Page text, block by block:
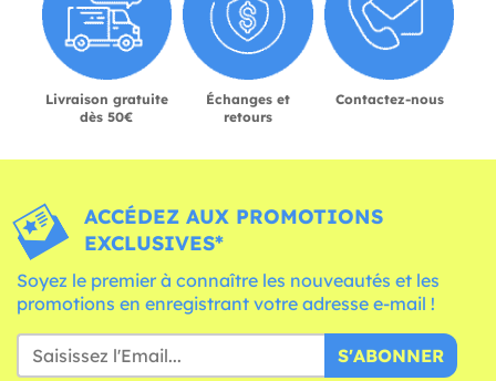
Livraison gratuite
dès 50€
Échanges et
retours
Contactez-nous
ACCÉDEZ AUX PROMOTIONS
EXCLUSIVES*
Soyez le premier à connaître les nouveautés et les
promotions en enregistrant votre adresse e-mail !
S'ABONNER